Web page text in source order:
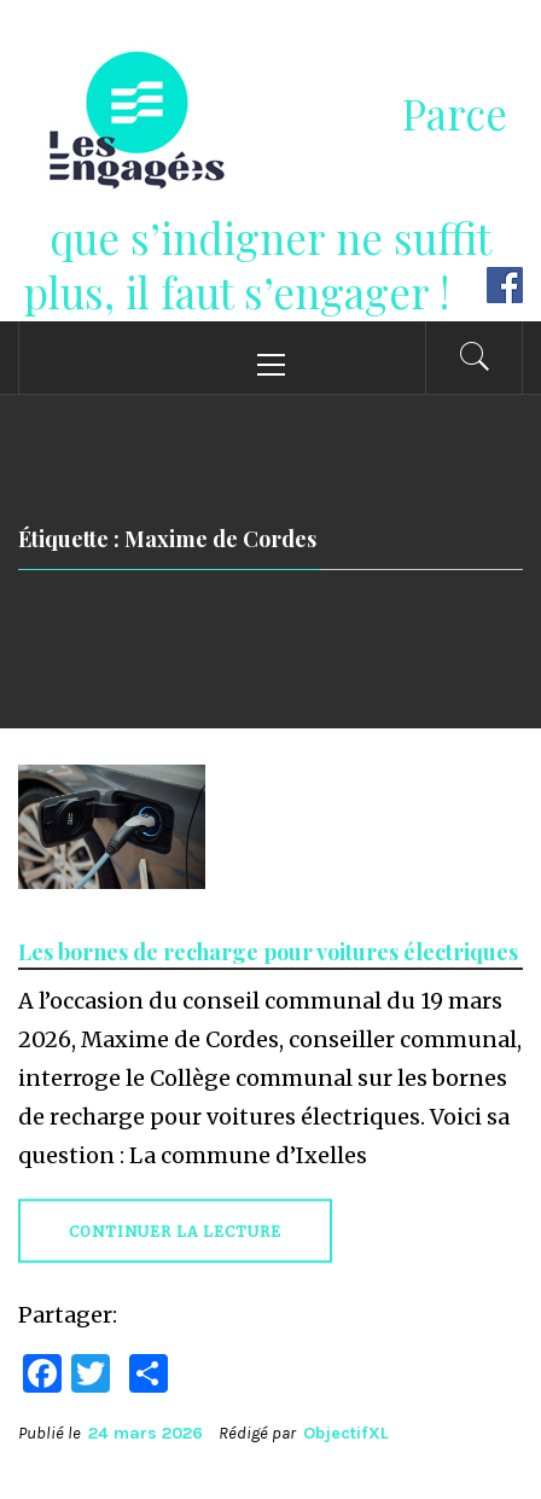
contenu
Parce
que s’indigner ne suffit
plus, il faut s’engager !
principal
Étiquette : Maxime de Cordes
Les bornes de recharge pour voitures électriques
A l’occasion du conseil communal du 19 mars
2026, Maxime de Cordes, conseiller communal,
interroge le Collège communal sur les bornes
de recharge pour voitures électriques. Voici sa
question : La commune d’Ixelles
CONTINUER LA LECTURE
Partager:
Facebook
Twitter
Publié le 24 mars 2026 Rédigé par ObjectifXL